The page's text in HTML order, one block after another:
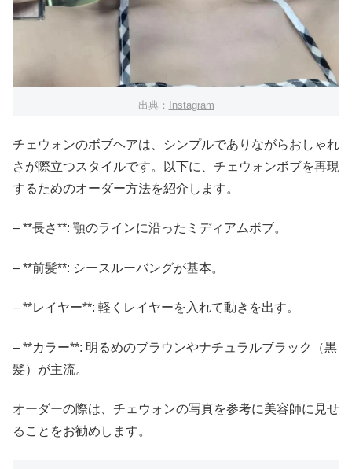
出典： Instagram
チェウォンのボブヘアは、シンプルでありながらおしゃれ
さが際立つスタイルです。以下に、チェウォンボブを再現
するためのオーダー方法を紹介します。
– **長さ**: 顎のラインに沿ったミディアムボブ。
– **前髪**: シースルーバングが基本。
– **レイヤー**: 軽くレイヤーを入れて動きを出す。
– **カラー**: 明るめのブラウンやナチュラルブラック（黒
髪）が主流。
オーダーの際は、チェウォンの写真を参考に美容師に見せ
ることをお勧めします。